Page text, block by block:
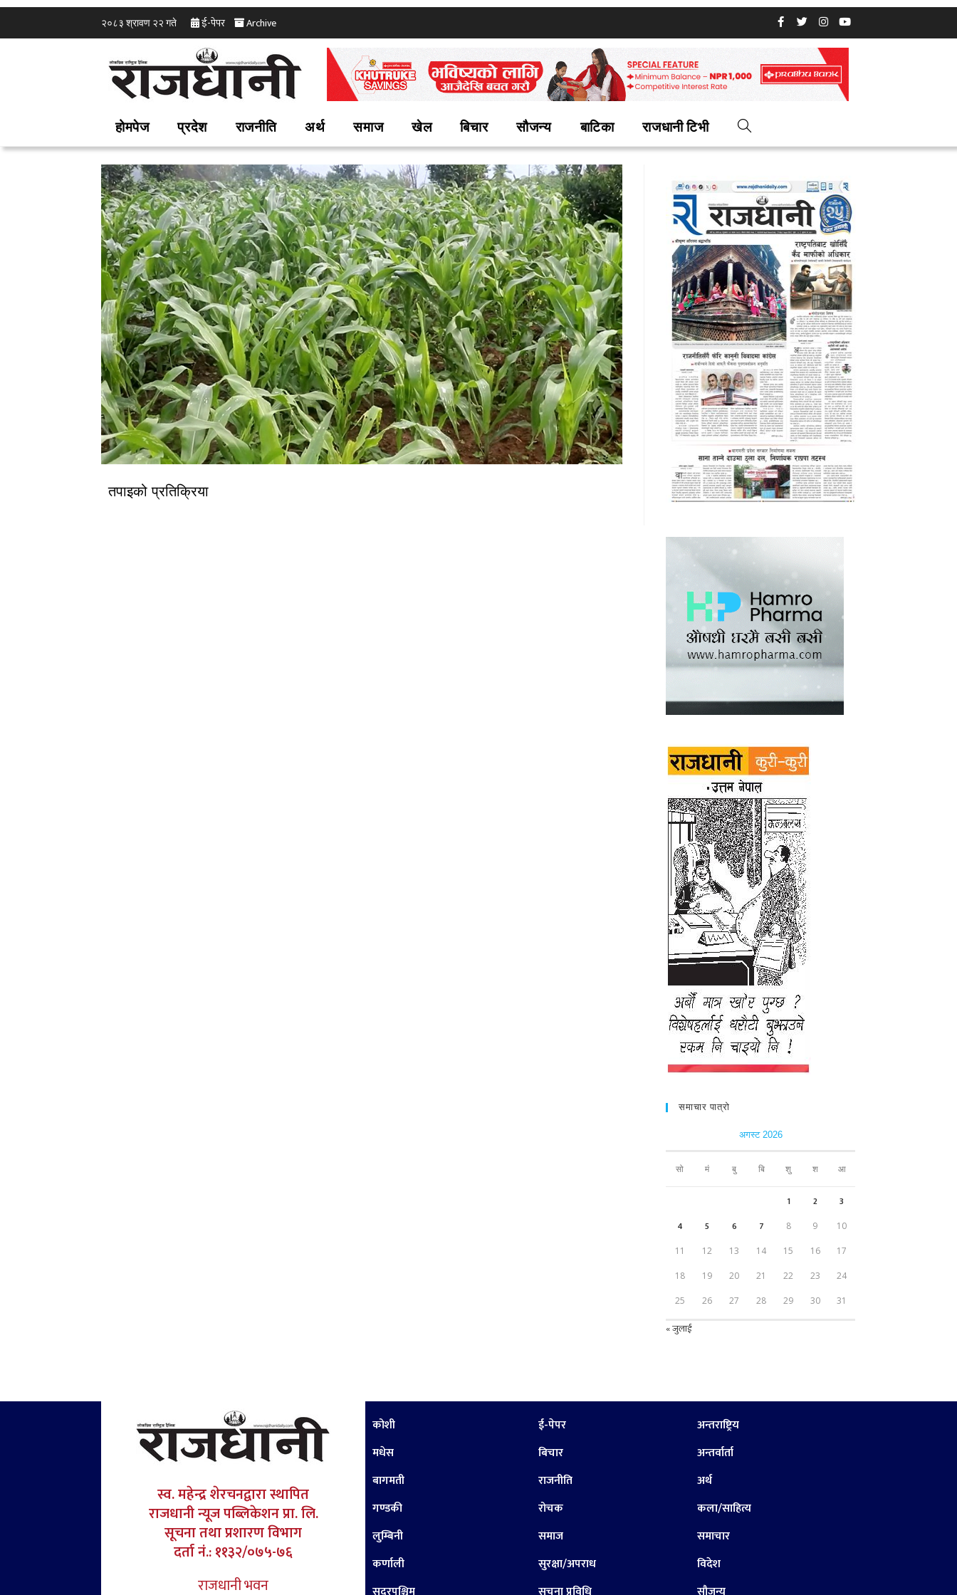
२०८३ श्रावण २२ गते ई-पेपर Archive
होमपेज प्रदेश राजनीति अर्थ समाज खेल बिचार सौजन्य बाटिका राजधानी टिभी
तपाइको प्रतिक्रिया
समाचार पात्रो
अगस्ट 2026
सो मं बु बि शु श आ
1 2
3
4
5 6 7 8 9 10
11 12 13 14 15 16 17
18 19 20 21 22 23 24
25 26 27 28 29 30 31
« जुलाई
स्व. महेन्द्र शेरचनद्वारा स्थापित
राजधानी न्यूज पब्लिकेशन प्रा. लि.
सूचना तथा प्रशारण विभाग
दर्ता नं.: ११३२/०७५-७६
राजधानी भवन
कोशी
मधेस
बागमती
गण्डकी
लुम्बिनी
कर्णाली
ई-पेपर
बिचार
राजनीति
रोचक
समाज
सुरक्षा/अपराध
अन्तराष्ट्रिय
अन्तर्वार्ता
अर्थ
कला/साहित्य
समाचार
विदेश